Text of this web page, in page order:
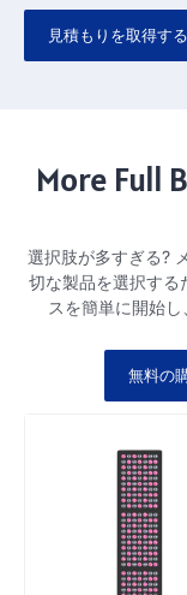
見積もりを取得する
More Full
選択肢が多すぎる?
切な製品を選択する
スを簡単に開始
無料の